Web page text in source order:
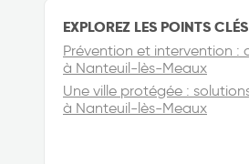
EXPLOREZ LES POINTS
Prévention et intervention :
à Nanteuil-lès-Meaux
Une ville protégée :
à Nanteuil-lès-Meaux